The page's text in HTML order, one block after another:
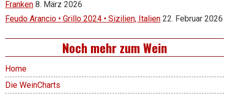
Franken 8. März 2026
Feudo Arancio • Grillo 2024 • Sizilien, Italien 22. Februar 2026
Noch mehr zum Wein
Home
Die WeinCharts